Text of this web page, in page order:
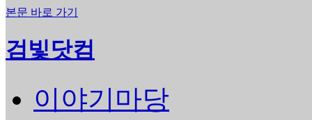
본문 바로 가기
검빛닷컴
이야기마당